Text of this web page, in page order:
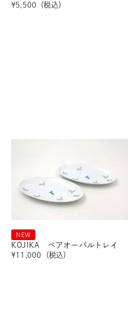
¥5,500 （税込）
NEW
KOJIKA ペアオーバルトレイ
¥11,000 （税込）